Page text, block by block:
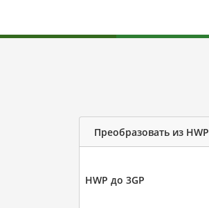
Преобразовать из HWP
HWP до 3GP